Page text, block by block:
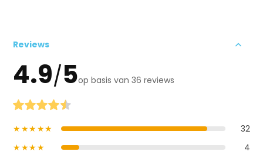
Reviews
4.9/5op basis van 36 reviews
★★★★★
32
★★★★
4